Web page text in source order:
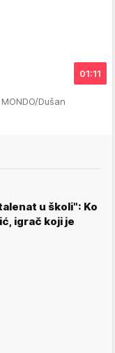
01:11
Dušan
u školi": Ko
igrač koji je